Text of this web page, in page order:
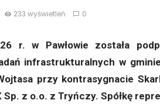
233 wyświetleń 0
r. w Pawłowie została
infrastrukturalnych w
przy kontrasygnacie
Sp. z o.o. z Tryńczy. Spółkę